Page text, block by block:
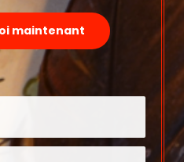
maintenant